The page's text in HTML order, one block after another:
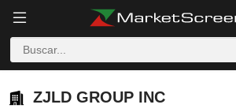
ZJLD GROUP INC
ZJLD GROUP INC